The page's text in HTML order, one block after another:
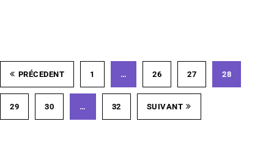
PRÉCEDENT 1 … 26 27 28
29 30 … 32 SUIVANT